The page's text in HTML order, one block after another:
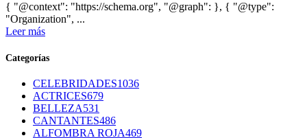
{ "@context": "https://schema.org", "@graph": }, { "@type":
"Organization", ...
Leer más
Categorías
CELEBRIDADES1036
ACTRICES679
BELLEZA531
CANTANTES486
ALFOMBRA ROJA469